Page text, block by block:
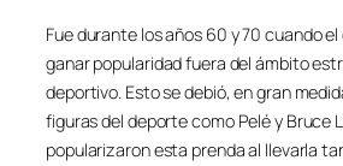
Fue durante los años 60 y 70 cuando
ganar popularidad fuera del ámbito
deportivo. Esto se debió, en gran
figuras del deporte como Pelé y Bruce
popularizaron esta prenda al llevarla